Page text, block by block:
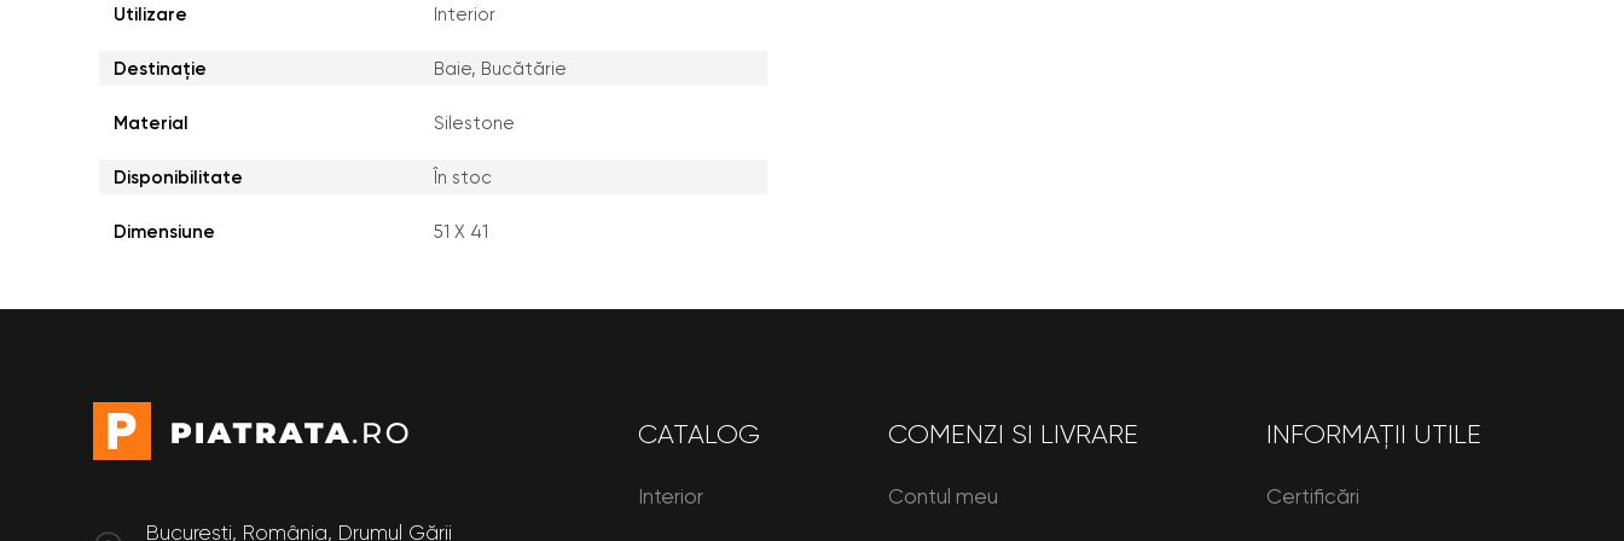
Utilizare Interior
Destinație Baie, Bucătărie
Material Silestone
Disponibilitate În stoc
Dimensiune 51 X 41
București, România, Drumul Gării
CATALOG
Interior
COMENZI SI LIVRARE
Contul meu
INFORMAȚII UTILE
Certificări